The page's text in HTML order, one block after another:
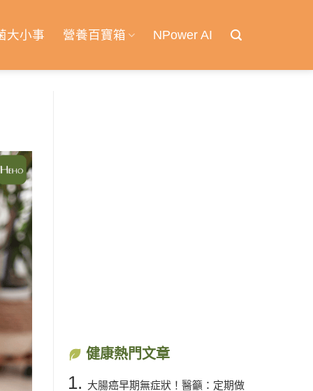
大小事 營養百寶箱 NPower AI
健康熱門文章
1. 大腸癌早期無症狀！醫籲：定期做